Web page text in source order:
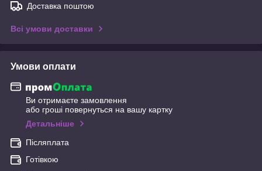
Доставка поштою
Всі умови доставки
Умови оплати
Ви отримаєте замовлення
або гроші повернуться на вашу картку
Детальніше
Післяплата
Готівкою